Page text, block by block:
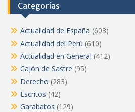
Categorías
Actualidad de España (603)
Actualidad del Perú (610)
Actualidad en General (412)
Cajón de Sastre (95)
Derecho (283)
Escritos (42)
Garabatos (129)